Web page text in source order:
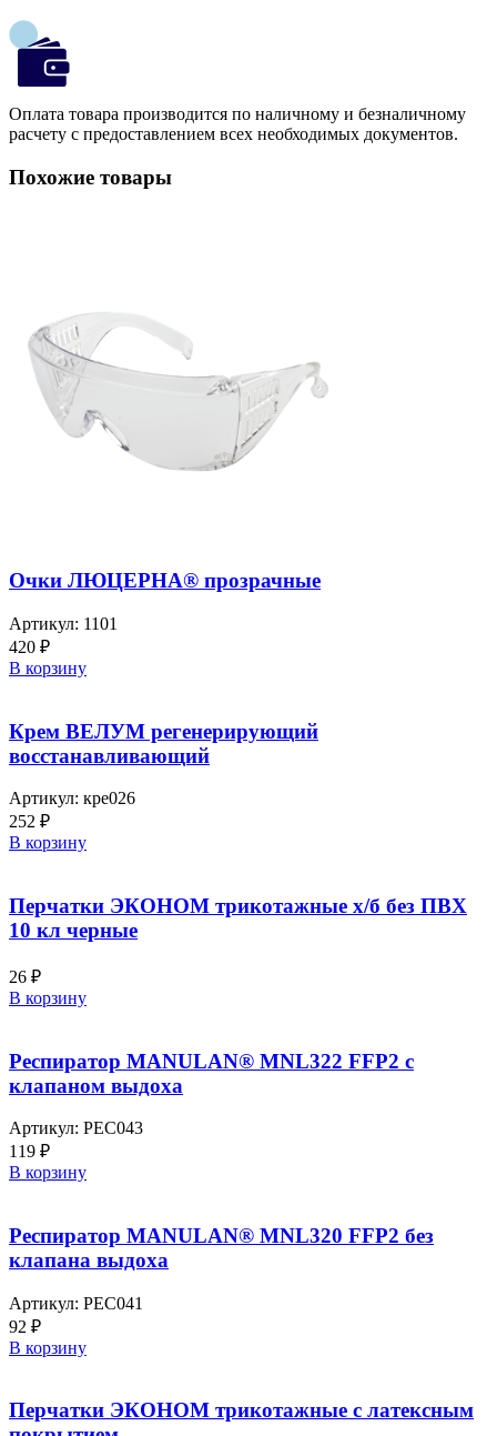
Оплата товара производится по наличному и безналичному
расчету с предоставлением всех необходимых документов.
Похожие товары
Очки ЛЮЦЕРНА® прозрачные
Артикул: 1101
420 ₽
В корзину
Крем ВЕЛУМ регенерирующий
восcтанавливающий
Артикул: кре026
252 ₽
В корзину
Перчатки ЭКОНОМ трикотажные х/б без ПВХ
10 кл черные
26 ₽
В корзину
Респиратор MANULAN® MNL322 FFP2 с
клапаном выдоха
Артикул: РЕС043
119 ₽
В корзину
Респиратор MANULAN® MNL320 FFP2 без
клапана выдоха
Артикул: РЕС041
92 ₽
В корзину
Перчатки ЭКОНОМ трикотажные с латексным